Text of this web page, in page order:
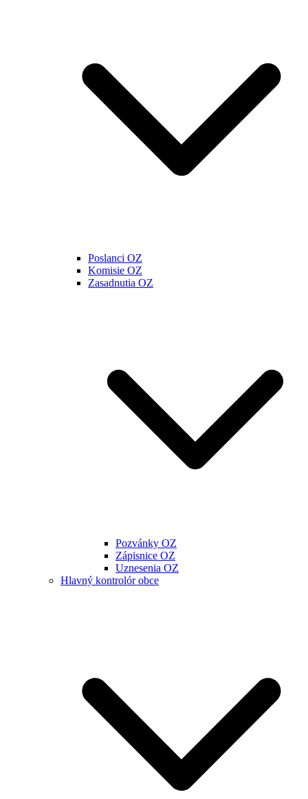
Poslanci OZ
Komisie OZ
Zasadnutia OZ
Pozvánky OZ
Zápisnice OZ
Uznesenia OZ
Hlavný kontrolór obce